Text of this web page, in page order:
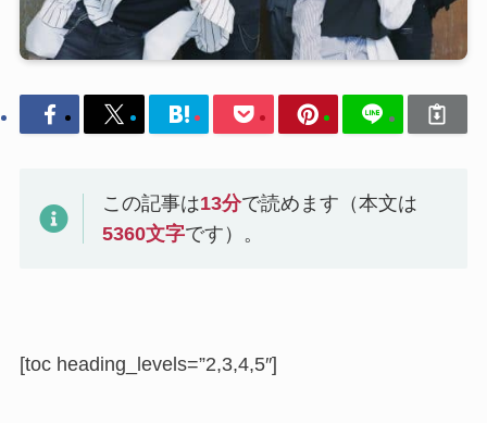
この記事は13分で読めます（本文は
5360文字です）。
[toc heading_levels=”2,3,4,5″]